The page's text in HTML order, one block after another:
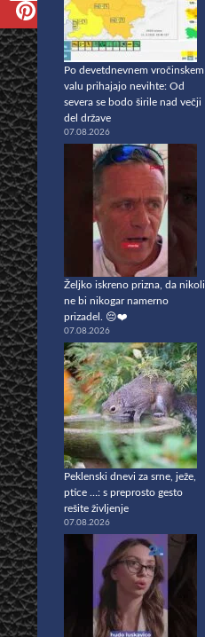
Po devetdnevnem vročinskem
valu prihajajo nevihte: Od
severa se bodo širile nad večji
del države
07.08.2026
Željko iskreno prizna, da nikoli
ne bi nikogar namerno
prizadel. 😔❤️
07.08.2026
Peklenski dnevi za srne, ježe,
ptice …: s preprosto gesto
rešite življenje
07.08.2026